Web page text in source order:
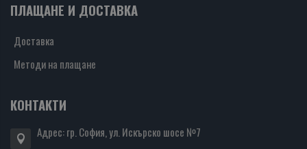
ПЛАЩАНЕ И ДОСТАВКА
Доставка
Методи на плащане
КОНТАКТИ
Адрес: гр. София, ул. Искърско шосе №7